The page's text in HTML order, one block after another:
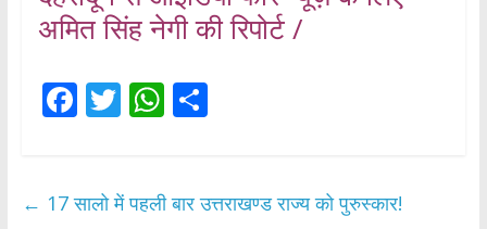
अमित सिंह नेगी की रिपोर्ट /
F
b
T
er
W
s
S
e
← 17 सालो में पहली बार उत्तराखण्ड राज्य को पुरुस्कार!